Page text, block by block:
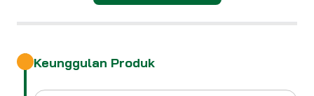
Keunggulan Produk